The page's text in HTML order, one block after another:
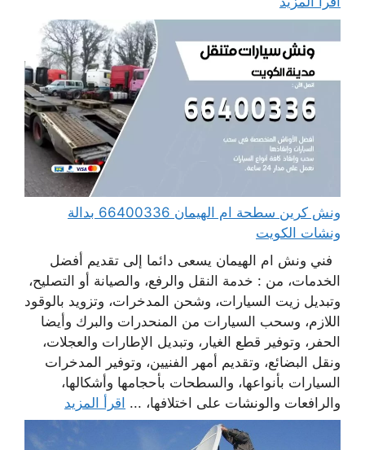
ونش كرين سطحة ام الهيمان 66400336 بدالة
ونشات الكويت
فني ونش ام الهيمان يسعى دائما إلى تقديم أفضل
الخدمات، من : خدمة النقل والرفع، والصيانة أو التصليح،
وتبديل زيت السيارات، وشحن المدخرات، وتزويد بالوقود
اللازم، وسحب السيارات من المنحدرات والبرك وأيضا
الحفر، وتوفير قطع الغيار، وتبديل الإطارات والعجلات،
ونقل البضائع، وتقديم أمهر الفنيين، وتوفير المدخرات
السيارات بأنواعها، والسطحات بأحجامها وأشكالها،
والرافعات والونشات على اختلافها، ... اقرأ المزيد